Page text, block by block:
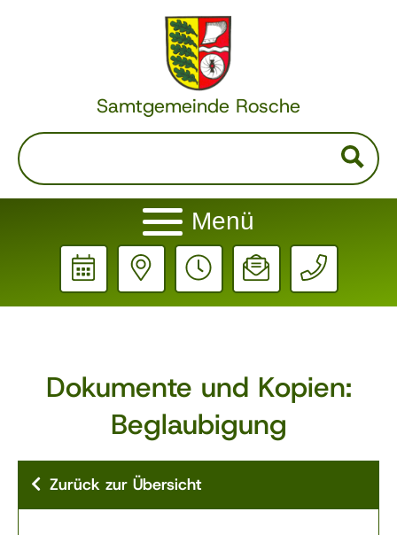
Samtgemeinde Rosche
Menü
Dokumente und Kopien:
Beglaubigung
Zurück zur Übersicht